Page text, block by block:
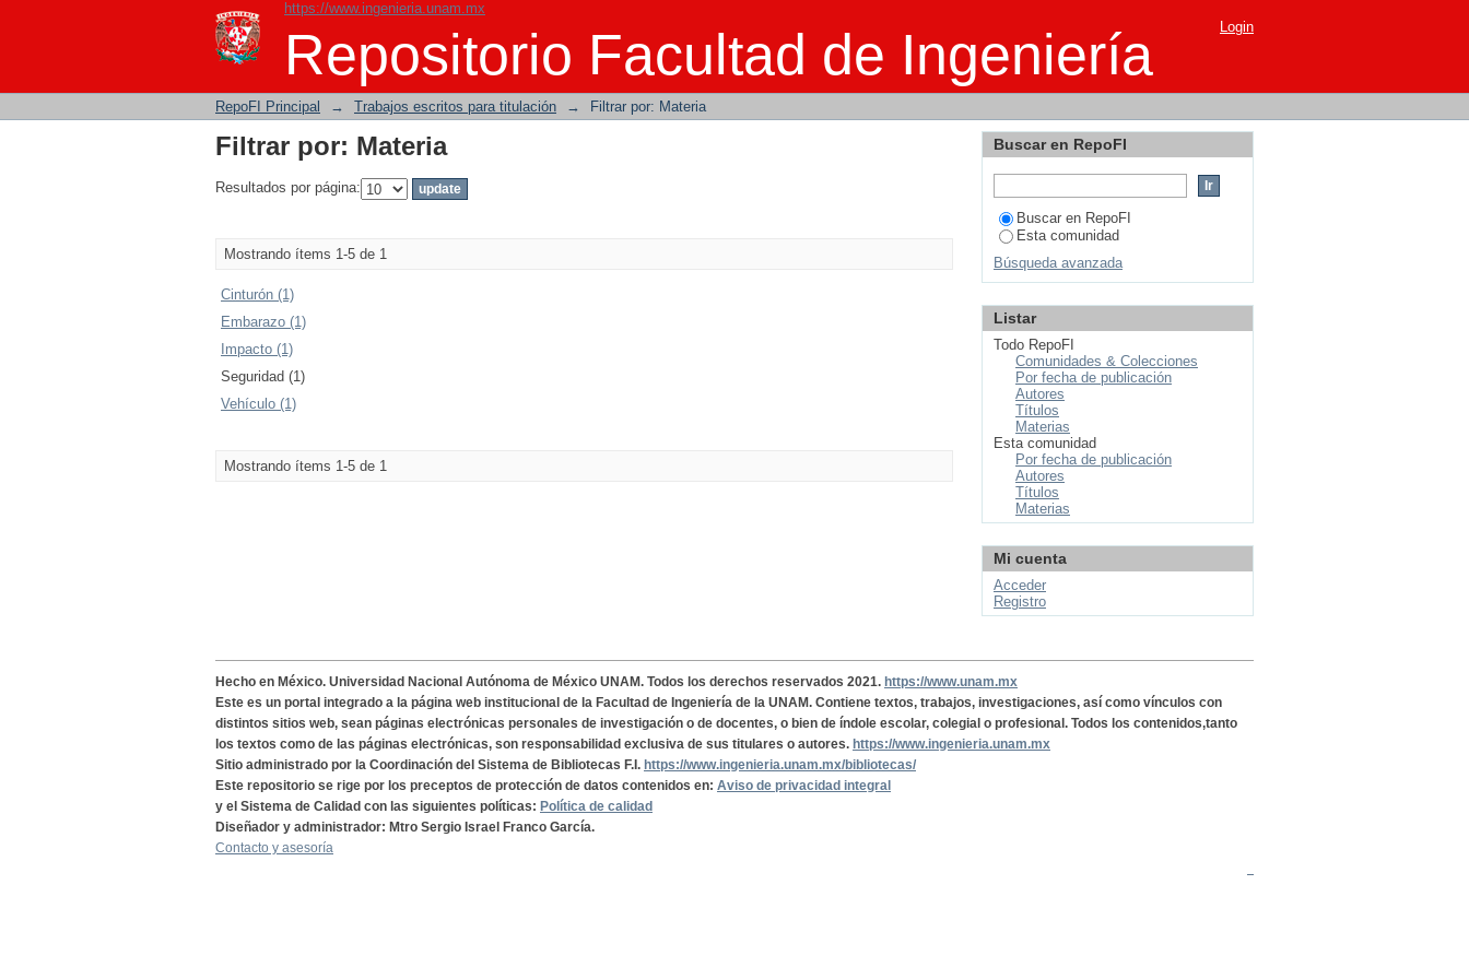
https://www.ingenieria.unam.mx
Repositorio Facultad de Ingeniería
Filtrar por: Materia Login
RepoFI Principal → Trabajos escritos para titulación → Filtrar por: Materia
Filtrar por: Materia
Resultados por página:
Mostrando ítems 1-5 de 1
Cinturón (1)
Embarazo (1)
Impacto (1)
Seguridad (1)
Vehículo (1)
Mostrando ítems 1-5 de 1
Buscar en RepoFI
Buscar en RepoFI
Esta comunidad
Búsqueda avanzada
Listar
Todo RepoFI
Comunidades & Colecciones
Por fecha de publicación
Autores
Títulos
Materias
Esta comunidad
Por fecha de publicación
Autores
Títulos
Materias
Mi cuenta
Acceder
Registro
Hecho en México. Universidad Nacional Autónoma de México UNAM. Todos los derechos reservados 2021. https://www.unam.mx
Este es un portal integrado a la página web institucional de la Facultad de Ingeniería de la UNAM. Contiene textos, trabajos, investigaciones, así como vínculos con
distintos sitios web, sean páginas electrónicas personales de investigación o de docentes, o bien de índole escolar, colegial o profesional. Todos los contenidos,tanto
los textos como de las páginas electrónicas, son responsabilidad exclusiva de sus titulares o autores. https://www.ingenieria.unam.mx
Sitio administrado por la Coordinación del Sistema de Bibliotecas F.I. https://www.ingenieria.unam.mx/bibliotecas/
Este repositorio se rige por los preceptos de protección de datos contenidos en: Aviso de privacidad integral
y el Sistema de Calidad con las siguientes políticas: Política de calidad
Diseñador y administrador: Mtro Sergio Israel Franco García.
Contacto y asesoría